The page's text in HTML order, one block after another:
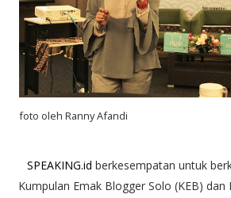
foto oleh Ranny Afandi
SPEAKING.id berkesempatan untuk
Kumpulan Emak Blogger Solo (KEB)